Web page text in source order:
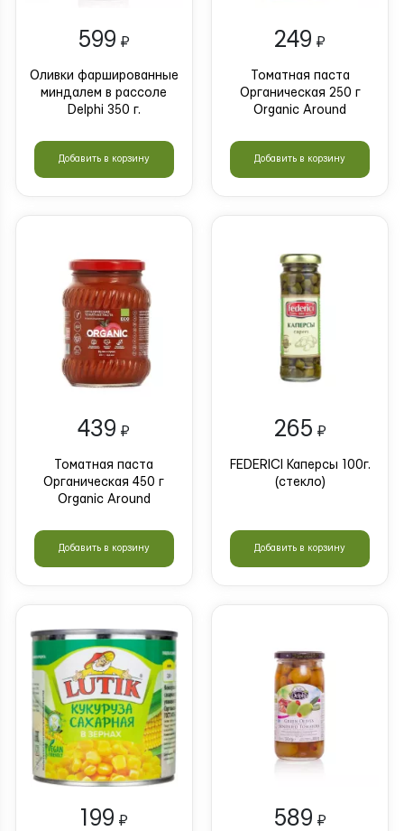
599 ₽
Оливки фаршированные
миндалем в рассоле
Delphi 350 г.
Добавить в корзину
249 ₽
Томатная паста
Органическая 250 г
Organic Around
Добавить в корзину
439 ₽
Томатная паста
Органическая 450 г
Organic Around
Добавить в корзину
265 ₽
FEDERICI Каперсы 100г.
(стекло)
Добавить в корзину
199 ₽ 589 ₽